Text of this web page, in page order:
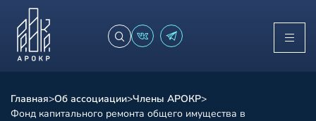
Главная>Об ассоциации>Члены АРОКР>
Фонд капитального ремонта общего имущества в